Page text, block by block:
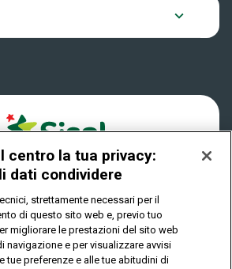
AI MINORI E PUÒ CAUSARE
PATOLOGICA
centro la tua privacy:
dati condividere
strettamente necessari per il
di questo sito web e, previo tuo
migliorare le prestazioni del sito web
navigazione e per visualizzare avvisi
tue preferenze e alle tue abitudini di